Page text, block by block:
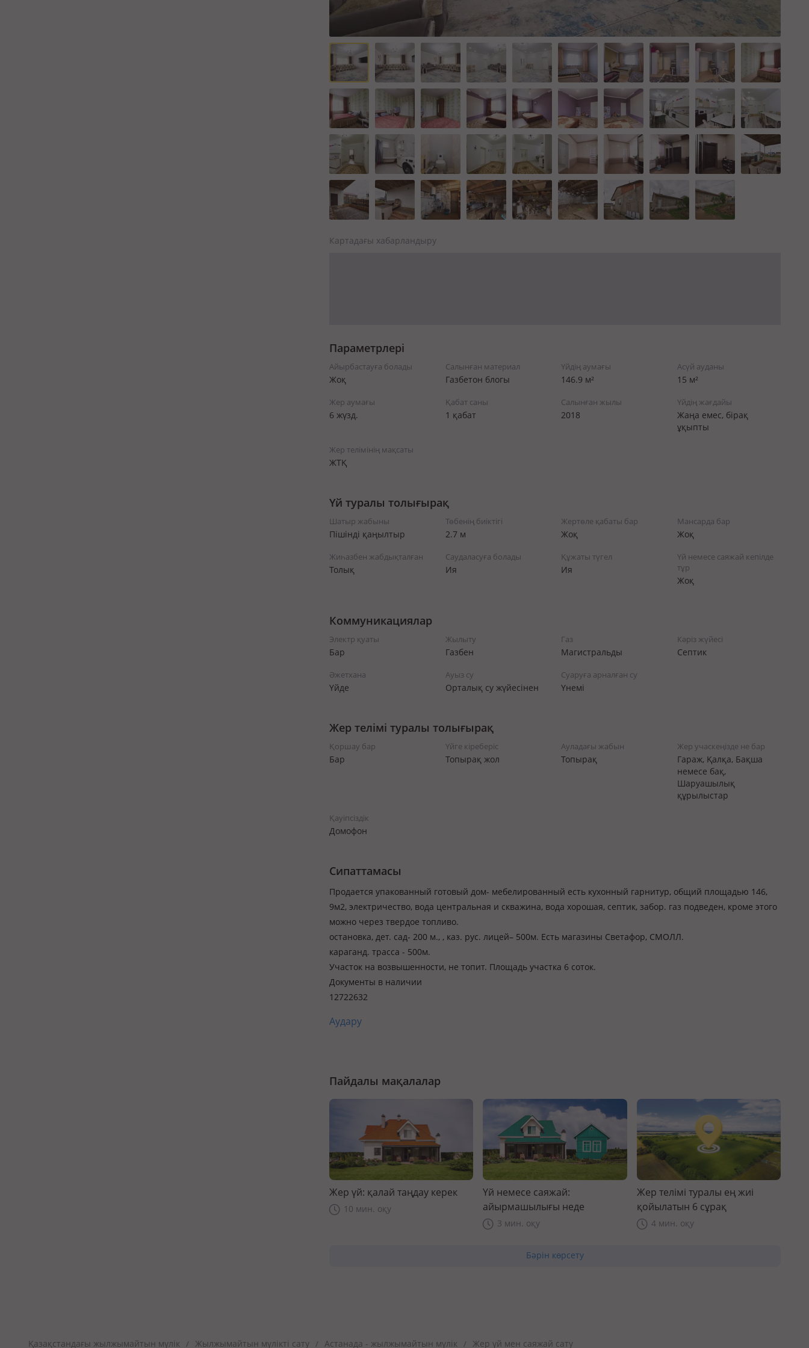
Картадағы хабарландыру
Параметрлері
Айырбастауға болады
Жоқ
Салынған материал
Газбетон блогы
Үйдің аумағы
146.9 м²
Асүй ауданы
15 м²
Жер аумағы
6 жүзд.
Қабат саны
1 қабат
Салынған жылы
2018
Үйдің жағдайы
Жаңа емес, бірақ
ұқыпты
Жер телімінің мақсаты
ЖТҚ
Үй туралы толығырақ
Шатыр жабыны
Пішінді қаңылтыр
Төбенің биіктігі
2.7 м
Жертөле қабаты бар
Жоқ
Мансарда бар
Жоқ
Жиһазбен жабдықталған
Толық
Саудаласуға болады
Ия
Құжаты түгел
Ия
Үй немесе саяжай кепілде
тұр
Жоқ
Коммуникациялар
Электр қуаты
Бар
Жылыту
Газбен
Газ
Магистральды
Кәріз жүйесі
Септик
Әжетхана
Үйде
Ауыз су
Орталық су жүйесінен
Суаруға арналған су
Үнемі
Жер телімі туралы толығырақ
Қоршау бар
Бар
Үйге кіреберіс
Топырақ жол
Ауладағы жабын
Топырақ
Жер учаскеңізде не бар
Гараж, Қалқа, Бақша
немесе бақ,
Шаруашылық
құрылыстар
Қауіпсіздік
Домофон
Сипаттамасы
Продается упакованный готовый дом- мебелированный есть кухонный гарнитур, общий площадью 146,
9м2, электричество, вода центральная и скважина, вода хорошая, септик, забор. газ подведен, кроме этого
можно через твердое топливо.
остановка, дет. сад- 200 м., , каз. рус. лицей– 500м. Есть магазины Светафор, СМОЛЛ.
караганд. трасса - 500м.
Участок на возвышенности, не топит. Площадь участка 6 соток.
Документы в наличии
12722632
Аудару
Пайдалы мақалалар
Жер үй: қалай таңдау керек
10 мин. оқу
Үй немесе саяжай:
айырмашылығы неде
3 мин. оқу
Жер телімі туралы ең жиі
қойылатын 6 сұрақ
4 мин. оқу
Бәрін көрсету
Қазақстандағы жылжымайтын мүлік / Жылжымайтын мүлікті сату / Астанада - жылжымайтын мүлік / Жер үй мен саяжай сату